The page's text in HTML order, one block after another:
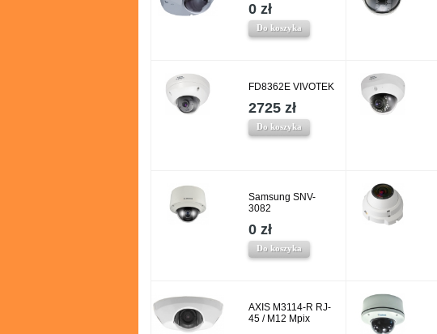
0 zł
Do koszyka
FD8362E VIVOTEK
2725 zł
Do koszyka
Samsung SNV-
3082
0 zł
Do koszyka
AXIS M3114-R RJ-
45 / M12 Mpix